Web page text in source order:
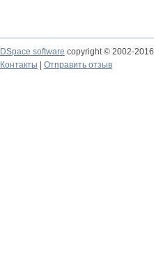
DSpace software copyright © 2002-2016
Контакты
Отправить отзыв